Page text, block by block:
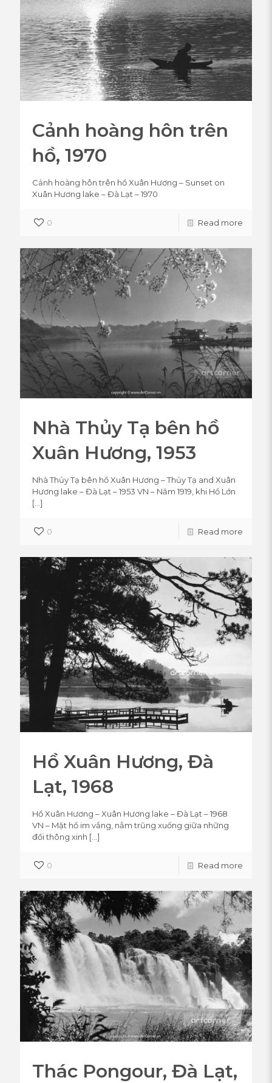
Cảnh hoàng hôn trên
hồ, 1970
Cảnh hoàng hôn trên hồ Xuân Hương – Sunset on
Xuân Hương lake – Đà Lạt – 1970
0 Read more
Nhà Thủy Tạ bên hồ
Xuân Hương, 1953
Nhà Thủy Tạ bên hồ Xuân Hương – Thủy Tạ and Xuân
Hương lake – Đà Lạt – 1953 VN – Năm 1919, khi Hồ Lớn
[…]
0 Read more
Hồ Xuân Hương, Đà
Lạt, 1968
Hồ Xuân Hương – Xuân Hương lake – Đà Lạt – 1968
VN – Mặt hồ im vắng, nằm trũng xuống giữa những
đồi thông xinh […]
0 Read more
Thác Pongour, Đà Lạt,